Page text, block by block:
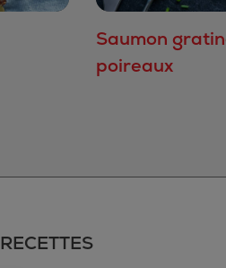
Saumon
poireaux
RECETTES